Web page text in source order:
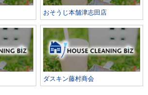
おそうじ本舗津志田店
ダスキン藤村商会